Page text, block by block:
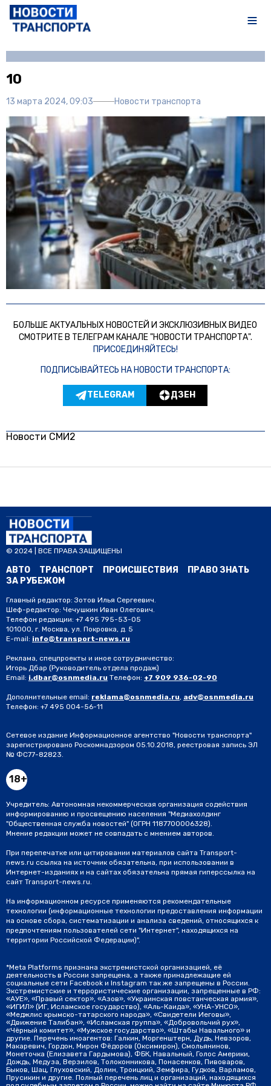
10
13 марта 2024, 09:03 Новости транспорта
БОЛЬШЕ АКТУАЛЬНЫХ НОВОСТЕЙ И ЭКСКЛЮЗИВНЫХ ВИДЕО
СМОТРИТЕ В ТЕЛЕГРАМ КАНАЛЕ "НОВОСТИ ТРАНСПОРТА".
ПРИСОЕДИНЯЙТЕСЬ!
ПОДПИСЫВАЙТЕСЬ НА НОВОСТИ ТРАНСПОРТА:
TELEGRAM ДЗЕН
Новости СМИ2
© 2024 | ВСЕ ПРАВА ЗАЩИЩЕНЫ
АВТО ТРАНСПОРТ ПРОИСШЕСТВИЯ
ПРАВО ЗНАТЬ
ЗА РУБЕЖОМ
Главный редактор: Зотов Илья Сергеевич.
Шеф-редактор: Чечушкин Иван Олегович.
Телефон редакции: +7 495 795-53-05
101000, г. Москва, ул. Покровка, д. 5
E-mail: info@transport-news.ru
Реклама, спецпроекты и иное сотрудничество:
Игорь Дбар (Руководитель отдела продаж)
Email: i.dbar@osnmedia.ru Телефон: +7 909 936-02-90
Дополнительные email: reklama@osnmedia.ru, adv@osnmedia.ru
Телефон: +7 495 004-56-11
Сетевое издание Информационное агентство "Новости транспорта"
зарегистрировано Роскомнадзором 05.10.2018, реестровая запись ЭЛ
№ ФС77-82823.
18+
Учредитель: Автономная некоммерческая организация содействия
информированию и просвещению населения "Медиахолдинг
"Общественная служба новостей" (ОГРН 1187700006328).
Мнение редакции может не совпадать с мнением авторов.
При перепечатке или цитировании материалов сайта Transport-
news.ru ссылка на источник обязательна, при использовании в
Интернет-изданиях и на сайтах обязательна прямая гиперссылка на
сайт Transport-news.ru.
На информационном ресурсе применяются рекомендательные
технологии (информационные технологии предоставления информации
на основе сбора, систематизации и анализа сведений, относящихся к
предпочтениям пользователей сети "Интернет", находящихся на
территории Российской Федерации)".
*Meta Platforms признана экстремистской организацией, её
деятельность в России запрещена, а также принадлежащие ей
социальные сети Facebook и Instagram так же запрещены в России.
Экстремистские и террористические организации, запрещенные в РФ:
«АУЕ», «Правый сектор», «Азов», «Украинская повстанческая армия»,
«ИГИЛ» (ИГ, Исламское государство), «Аль-Каида», «УНА-УНСО»,
«Меджлис крымско-татарского народа», «Свидетели Иеговы»,
«Движение Талибан», «Исламская группа», «Добровольчий рух»,
«Чёрный комитет», «Мужское государство», «Штабы Навального» и
другие. Перечень иноагентов: Галкин, Моргенштерн, Дудь, Невзоров,
Макаревич, Гордон, Мирон Фёдоров (Оксимирон), Смольянинов,
Монеточка (Елизавета Гардымова), ФБК, Навальный, Голос Америки,
Дождь, Медуза, Верзилов, Толоконникова, Понасенков, Пивоваров,
Быков, Шац, Глуховский, Долин, Троицкий, Земфира, Гудков, Варламов,
Прусикин и другие. Полный перечень лиц и организаций, находящихся